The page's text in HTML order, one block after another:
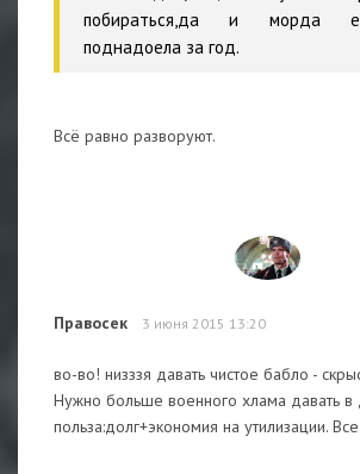
побираться,да и морда
поднадоела за год.
Всё равно разворуют.
Правосек 3 июня 2015 13:20
во-во! низззя давать чистое бабло -
Нужно больше военного хлама давать в
польза:долг+экономия на утилизации.